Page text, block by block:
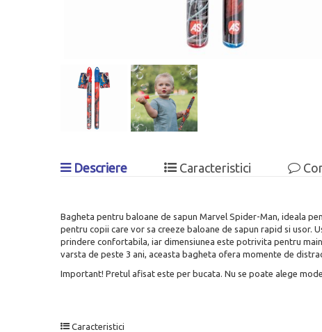
Descriere Caracteristici
Bagheta pentru baloane de sapun Marvel Spider-Man, ideala
pentru copii care vor sa creeze baloane de sapun rapid si
prindere confortabila, iar dimensiunea este potrivita pentru
varsta de peste 3 ani, aceasta bagheta ofera momente de
Important! Pretul afisat este per bucata. Nu se poate alege
Caracteristici